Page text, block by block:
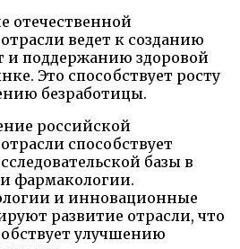
отечественной
ведет к созданию
и поддержанию здоровой
Это способствует росту
безработицы.
российской
способствует
базы в
фармакологии.
и инновационные
развитие отрасли, что
улучшению